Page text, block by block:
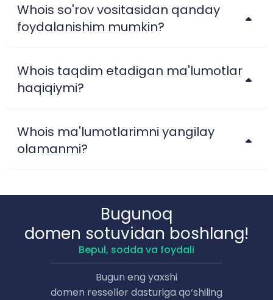
Whois so'rov vositasidan qanday
foydalanishim mumkin?
Whois taqdim etadigan ma'lumotlar
haqiqiymi?
Whois ma'lumotlarimni yangilay
olamanmi?
Bugunoq
domen sotuvidan boshlang!
Bepul, sodda va foydali
Bugun eng yaxshi
domen resseller dasturiga qo‘shiling